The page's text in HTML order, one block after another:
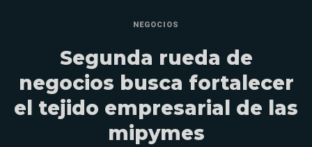
NEGOCIOS
Segunda rueda de
negocios busca fortalecer
el tejido empresarial de las
mipymes